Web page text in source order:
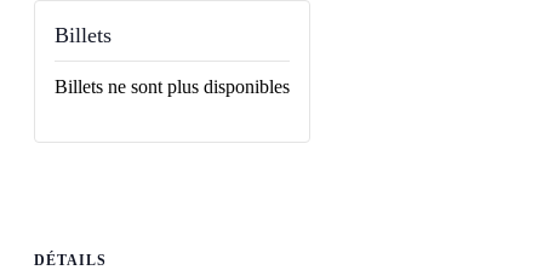
DÉTAILS
Billets
Billets ne sont plus disponibles